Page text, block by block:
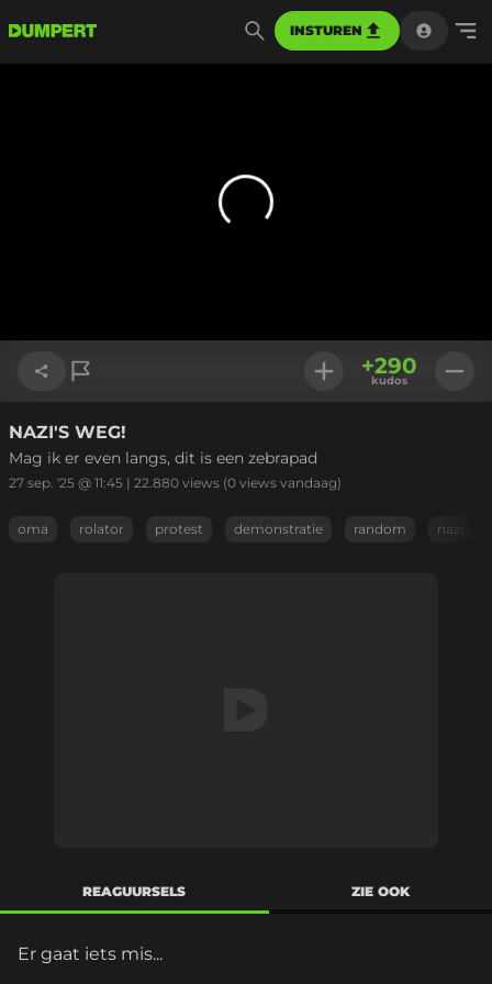
INSTUREN
Link kopiëren
+290
kudos
NAZI'S WEG!
Mag ik er even langs, dit is een zebrapad
27 sep. '25 @ 11:45 | 22.880 views (0 views vandaag)
oma rolator protest demonstratie random nazi
REAGUURSELS ZIE OOK
Er gaat iets mis...